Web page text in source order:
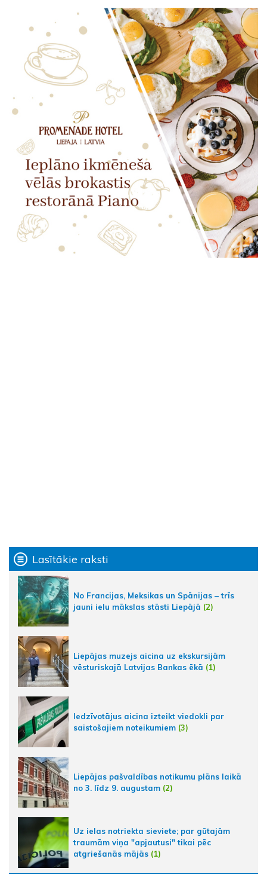
Lasītākie raksti
No Francijas, Meksikas un Spānijas – trīs
jauni ielu mākslas stāsti Liepājā (2)
Liepājas muzejs aicina uz ekskursijām
vēsturiskajā Latvijas Bankas ēkā (1)
Iedzīvotājus aicina izteikt viedokli par
saistošajiem noteikumiem (3)
Liepājas pašvaldības notikumu plāns laikā
no 3. līdz 9. augustam (2)
Uz ielas notriekta sieviete; par gūtajām
traumām viņa "apjautusi" tikai pēc
atgriešanās mājās (1)